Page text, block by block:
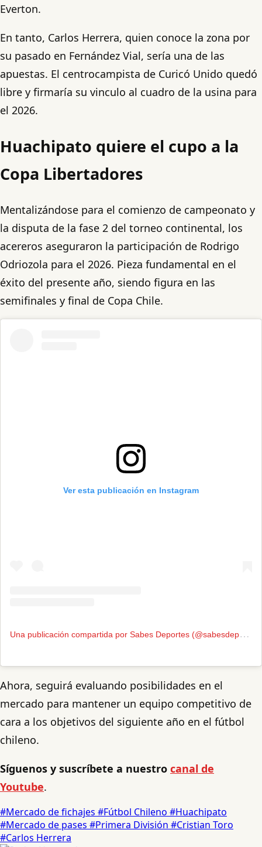
Everton.
En tanto, Carlos Herrera, quien conoce la zona por
su pasado en Fernández Vial, sería una de las
apuestas. El centrocampista de Curicó Unido quedó
libre y firmaría su vinculo al cuadro de la usina para
el 2026.
Huachipato quiere el cupo a la
Copa Libertadores
Mentalizándose para el comienzo de campeonato y
la disputa de la fase 2 del torneo continental, los
acereros aseguraron la participación de Rodrigo
Odriozola para el 2026. Pieza fundamental en el
éxito del presente año, siendo figura en las
semifinales y final de Copa Chile.
Ver esta publicación en Instagram
U
na publicación compartida por Sabes Deportes (@sabesdeportes)
Ahora, seguirá evaluando posibilidades en el
mercado para mantener un equipo competitivo de
cara a los objetivos del siguiente año en el fútbol
chileno.
Síguenos y suscríbete a nuestro canal de
Youtube.
#Mercado de fichajes #Fútbol Chileno #Huachipato
#Mercado de pases #Primera División #Cristian Toro
#Carlos Herrera